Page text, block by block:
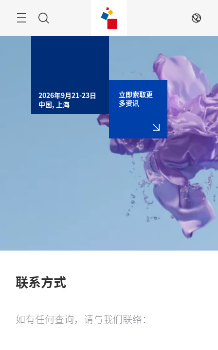
ZH
2026年9月21-23日
中国, 上海
立即索取更
多资讯
联系方式
如有任何查询，请与我们联络：